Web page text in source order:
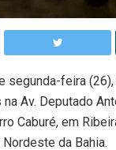
segunda-feira
Av. Deputado
Caburé, em
da Bahia.